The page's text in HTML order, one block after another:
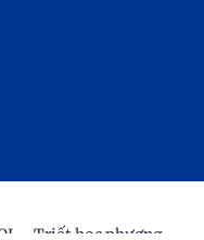
- Triết học phương